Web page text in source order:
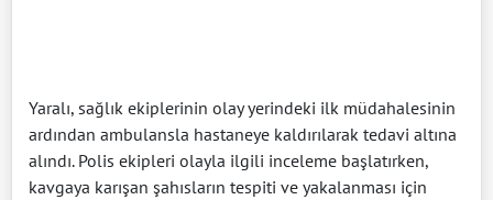
Yaralı, sağlık ekiplerinin olay yerindeki ilk müdahalesinin
ardından ambulansla hastaneye kaldırılarak tedavi altına
alındı. Polis ekipleri olayla ilgili inceleme başlatırken,
kavgaya karışan şahısların tespiti ve yakalanması için